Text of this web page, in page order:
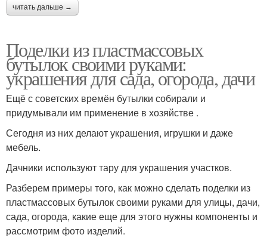
читать дальше →
Поделки из пластмассовых
бутылок своими руками:
украшения для сада, огорода, дачи
Ещё с советских времён бутылки собирали и
придумывали им применение в хозяйстве .
Сегодня из них делают украшения, игрушки и даже
мебель.
Дачники используют тару для украшения участков.
Разберем примеры того, как можно сделать поделки из
пластмассовых бутылок своими руками для улицы, дачи,
сада, огорода, какие еще для этого нужны компоненты и
рассмотрим фото изделий.